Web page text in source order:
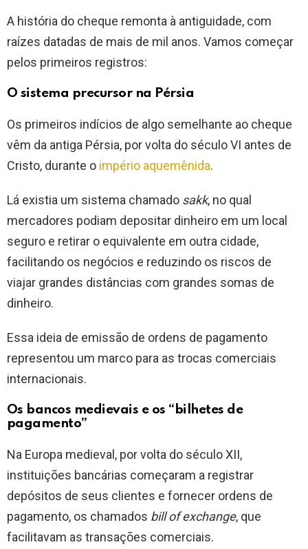
A história do cheque remonta à antiguidade, com
raízes datadas de mais de mil anos. Vamos começar
pelos primeiros registros:
O sistema precursor na Pérsia
Os primeiros indícios de algo semelhante ao cheque
vêm da antiga Pérsia, por volta do século VI antes de
Cristo, durante o império aquemênida.
Lá existia um sistema chamado sakk, no qual
mercadores podiam depositar dinheiro em um local
seguro e retirar o equivalente em outra cidade,
facilitando os negócios e reduzindo os riscos de
viajar grandes distâncias com grandes somas de
dinheiro.
Essa ideia de emissão de ordens de pagamento
representou um marco para as trocas comerciais
internacionais.
Os bancos medievais e os “bilhetes de
pagamento”
Na Europa medieval, por volta do século XII,
instituições bancárias começaram a registrar
depósitos de seus clientes e fornecer ordens de
pagamento, os chamados bill of exchange, que
facilitavam as transações comerciais.